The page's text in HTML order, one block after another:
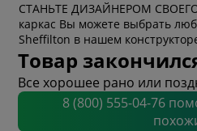
СТАНЬТЕ ДИЗАЙНЕРОМ
каркас Вы можете выбрать
Sheffilton в нашем
Товар
Все хорошее рано или
8 (800) 555-04-76